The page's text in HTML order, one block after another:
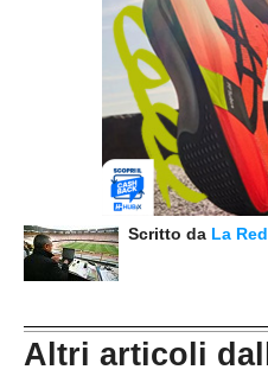
Scritto da La
Altri articoli